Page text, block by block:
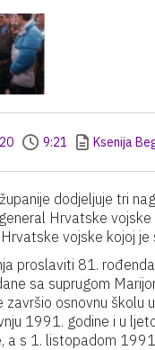
9:21 Ksenija
dodjeljuje tri
Hrvatske
vojske kojoj je
proslaviti 81.
sa suprugom
osnovnu školu
1991. godine i u
a s 1. listopadom